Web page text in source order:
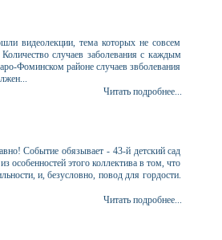
видеолекции, тема которых не совсем
случаев заболевания с каждым
Фоминском районе случаев звболевания
Читать подробнее...
Событие обязывает - 43-й детский сад
этого коллектива в том, что
и, безусловно, повод для гордости.
Читать подробнее...